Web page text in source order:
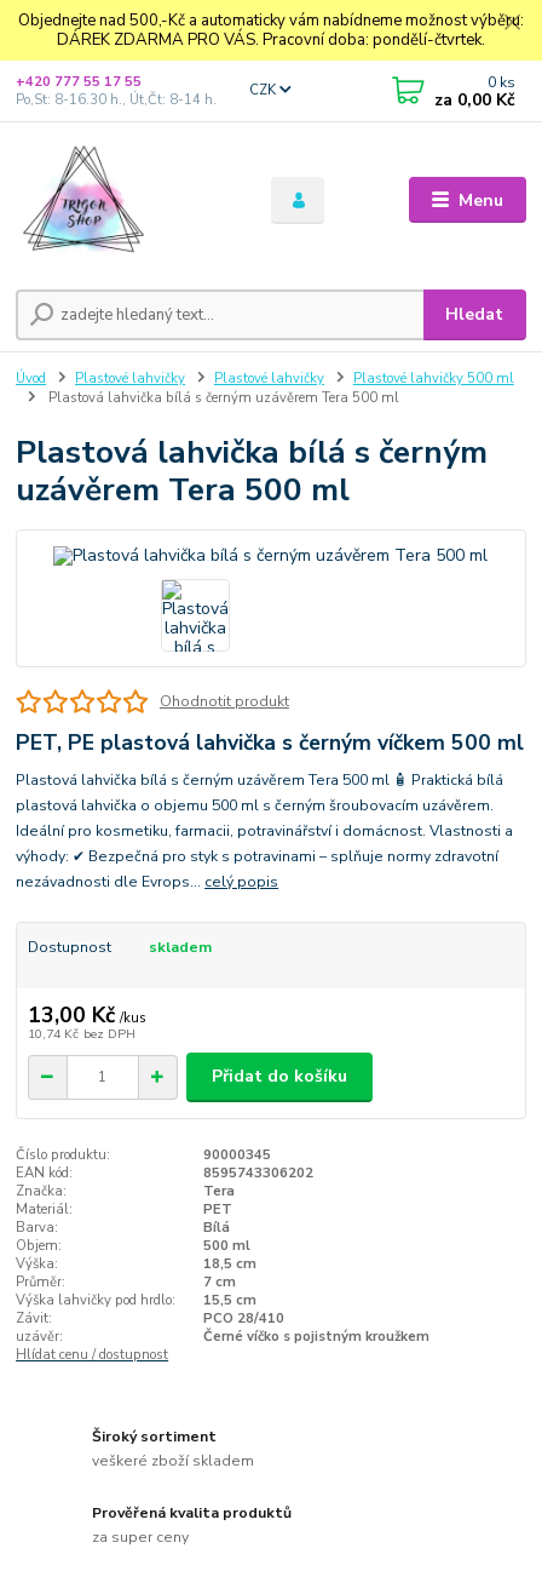
Objednejte nad 500,-Kč a automaticky vám nabídneme možnost výběru:
DÁREK ZDARMA PRO VÁS. Pracovní doba: pondělí-čtvrtek.
Menu
CZK
Hledat
+420 777 55 17 55
Po,St: 8-16.30 h., Út,Čt: 8-14 h.
0 ks
za 0,00 Kč
Úvod Plastové lahvičky Plastové lahvičky
Plastové lahvičky 500 ml
Plastová lahvička bílá s černým uzávěrem Tera 500 ml
Plastová lahvička bílá s černým
uzávěrem Tera 500 ml
Ohodnotit produkt
PET, PE plastová lahvička s černým víčkem 500 ml
Plastová lahvička bílá s černým uzávěrem Tera 500 ml 🧴 Praktická bílá
plastová lahvička o objemu 500 ml s černým šroubovacím uzávěrem.
Ideální pro kosmetiku, farmacii, potravinářství i domácnost. Vlastnosti a
výhody: ✔ Bezpečná pro styk s potravinami – splňuje normy zdravotní
nezávadnosti dle Evrops... celý popis
Dostupnost skladem
13,00 Kč /kus
10,74 Kč bez DPH
Přidat do košíku
Číslo produktu:
90000345
EAN kód:
8595743306202
Značka:
Tera
Materiál:
PET
Barva:
Bílá
Objem:
500 ml
Výška:
18,5 cm
Průměr:
7 cm
Výška lahvičky pod hrdlo:
15,5 cm
Závit:
PCO 28/410
uzávěr:
Černé víčko s pojistným kroužkem
Hlídat cenu / dostupnost
Široký sortiment
veškeré zboží skladem
Prověřená kvalita produktů
za super ceny